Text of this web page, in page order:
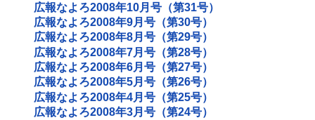
広報なよろ2008年10月号（第31号）
広報なよろ2008年9月号（第30号）
広報なよろ2008年8月号（第29号）
広報なよろ2008年7月号（第28号）
広報なよろ2008年6月号（第27号）
広報なよろ2008年5月号（第26号）
広報なよろ2008年4月号（第25号）
広報なよろ2008年3月号（第24号）